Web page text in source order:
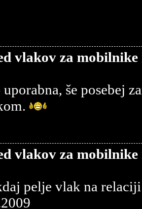
vlakov za mobilnike
še posebej
vlakov za mobilnike
pelje vlak na